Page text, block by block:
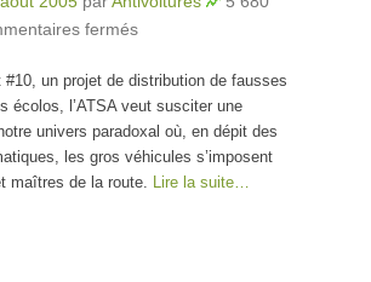
fermés
acceptable
un projet de distribution de fausses
écolos, l’ATSA veut susciter une
univers paradoxal où, en dépit des
les gros véhicules s’imposent
maîtres de la route. Lire la suite…